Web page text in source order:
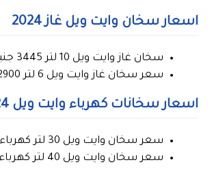
اسعار سخان وايت ويل غاز 2024
سخان غاز وايت ويل 10 لتر 3445 جنيه
سعر سخان غاز وايت ويل 6 لتر 2900 جنيه.
اسعار سخانات كهرباء وايت ويل 2024
سعر سخان وايت ويل 30 لتر كهرباء1900 جنيه
سعر سخان وايت ويل 40 لتر كهرباء 2300 جنيه